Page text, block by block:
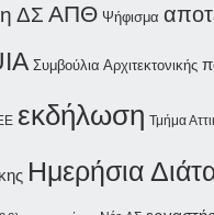
ΔΣ ΑΠΘ Ψήφισμα
Συμβούλια Αρχιτεκτονικής
εκδήλωση Τμήμα
Ημερήσια